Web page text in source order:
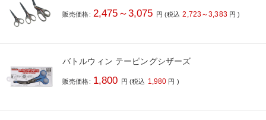
販売価格: 2,475～3,075 円 (税込 2,723～3,383 円)
バトルウィン テーピングシザーズ
販売価格: 1,800 円 (税込 1,980 円 )